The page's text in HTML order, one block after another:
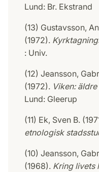
Lund: Br. Ekstrand
(13) Gustavsson,
(1972).
: Univ.
(12) Jeansson,
(1972). Viken:
Lund: Gleerup
(11) Ek, Sven B.
etnologisk
(10) Jeansson,
(1968). Kring livets